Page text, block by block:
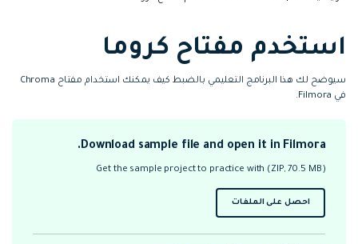
رؤى التحرير
تعلم المعرفة الأساسية في تحرير
الفيديو
إنشاء تأثيرات خاصة
بنفسك
اكتشف كيفية إنشاء تأثيرات خاصة
Blog
search
استخدم مفتاح كروما
سيوضح لك هذا البرنامج التعليمي بالضبط كيف يمكنك استخدام مفتاح Chroma
في Filmora.
Download sample file and open it in Filmora.
Get the sample project to practice with (ZIP, 70.5 MB)
احصل على الملفات